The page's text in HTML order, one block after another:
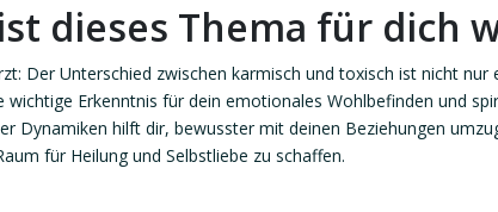
dieses Thema für dich
Der Unterschied zwischen karmisch und toxisch ist nicht nur
wichtige Erkenntnis für dein emotionales Wohlbefinden und
Dynamiken hilft dir, bewusster mit deinen Beziehungen
für Heilung und Selbstliebe zu schaffen.